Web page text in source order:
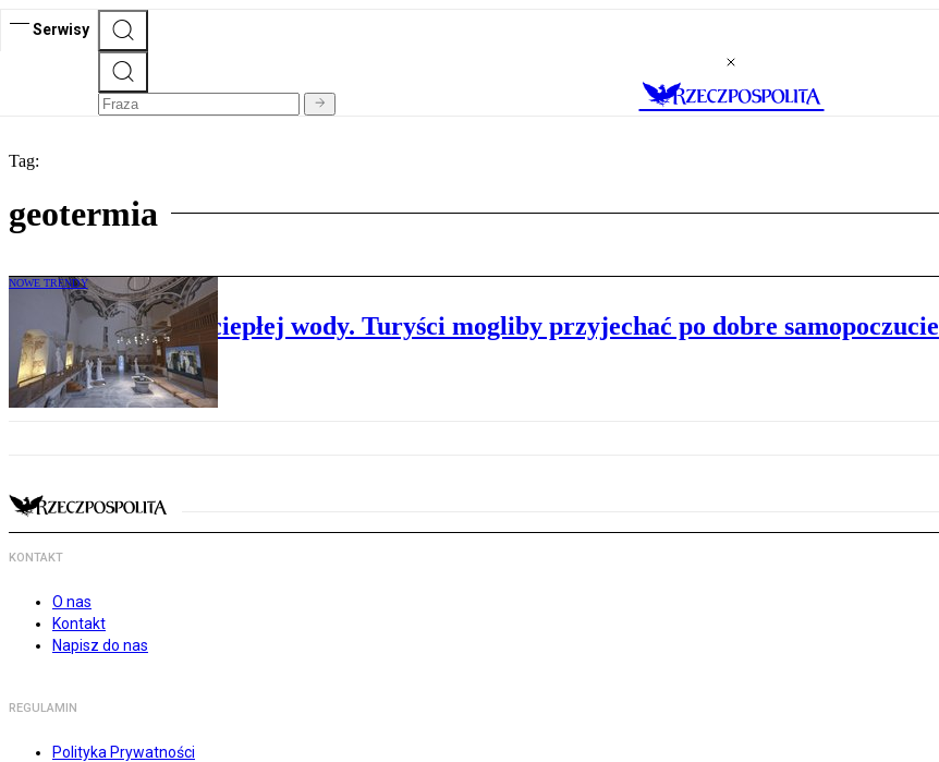
Serwisy
Tag:
geotermia
NOWE TRENDY
Turcja ma źródła ciepłej wody. Turyści mogliby przyjechać po dobre samopoczucie
KONTAKT
O nas
Kontakt
Napisz do nas
REGULAMIN
Polityka Prywatności